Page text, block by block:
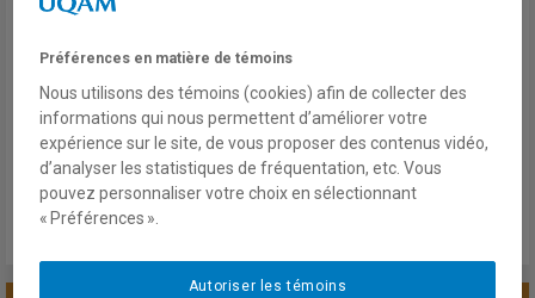
Radio
Ici Radio-Canada
Moteur de recherche
Vendredi 8 Décembre 2023
Lien externe
Préférences en matière de témoins
Nous utilisons des témoins (cookies) afin de collecter des
informations qui nous permettent d’améliorer votre
expérience sur le site, de vous proposer des contenus vidéo,
d’analyser les statistiques de fréquentation, etc. Vous
pouvez personnaliser votre choix en sélectionnant
« Préférences ».
Autoriser les témoins